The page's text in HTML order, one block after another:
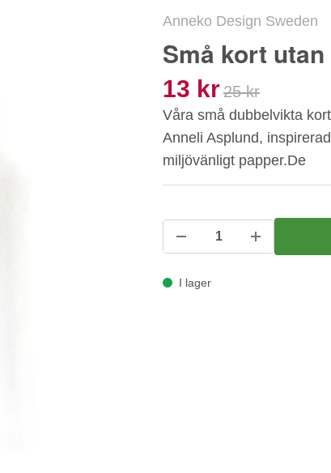
Anneko Design Sweden
Små kort
13 kr25 kr
Våra små dubbelvikta
Anneli Asplund,
miljövänligt papper.De
I lager